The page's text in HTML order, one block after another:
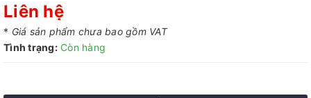
Liên hệ
* Giá sản phẩm chưa bao gồm VAT
Tình trạng: Còn hàng